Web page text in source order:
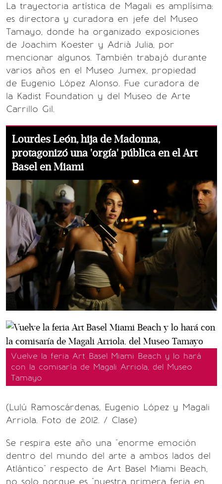
La trayectoria artística de Magali es amplísima:
es directora y curadora en jefe del Museo
Tamayo, donde ha organizado exposiciones
de Joachim Koester y Adrià Julia, por
mencionar algunos. También trabajó durante
varios años en el Museo Jumex, propiedad
de Eugenio López Alonso. Fue curadora de
la Kadist Foundation y del Museo de Arte
Carrillo Gil.
Lourdes León, hija de Madonna,
protagonizó una 'orgía' pública en el Art
Basel en Miami
Vuelve la feria Art Basel Miami Beach y lo hará
con la comisaría de Magali Arriola, del Museo
Tamayo
(Lulú Ramoscárdenas, Eugenio López y Magali
Arriola. Foto de 2012. / Clase)
Se respira este año una "enorme emoción
dentro del mundo del arte a ambos lados del
Atlántico" respecto de Art Basel Miami Beach,
no solo porque es "nuestra primera feria en